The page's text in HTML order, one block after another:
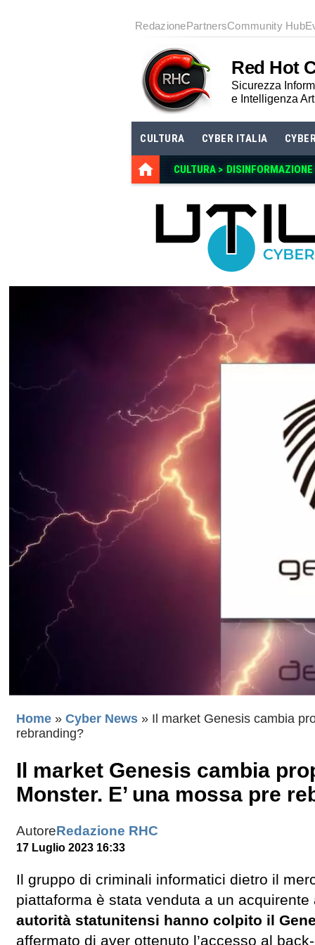
RedazionePartnersCommunity Hub
Red Hot
Sicurezza
e Intelligenza
CULTURA CYBER ITALIA
CULTURA > DISINFORMAZIONE
Home » Cyber News » Il market Genesis cambia
rebranding?
Il market Genesis cambia
Monster. E’ una mossa pre
AutoreRedazione RHC
17 Luglio 2023 16:33
Il gruppo di criminali informatici dietro il
piattaforma è stata venduta a un
autorità statunitensi hanno colpito il
affermato di aver ottenuto l’accesso al